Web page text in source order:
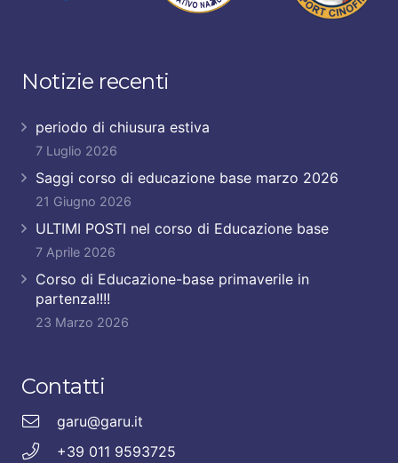
Notizie recenti
periodo di chiusura estiva
7 Luglio 2026
Saggi corso di educazione base marzo 2026
21 Giugno 2026
ULTIMI POSTI nel corso di Educazione base
7 Aprile 2026
Corso di Educazione-base primaverile in
partenza!!!!
23 Marzo 2026
Contatti
garu@garu.it
+39 011 9593725